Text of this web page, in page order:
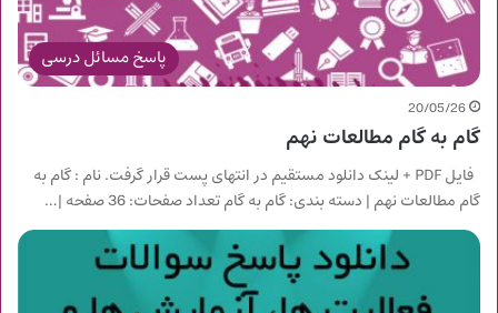
پاسخ مسائل درسی
20/05/26
گام به گام مطالعات نهم
فایل PDF + لینک دانلود مستقیم در انتهای پست قرار گرفت. نام : گام به
گام مطالعات نهم | دسته بندی: گام به گام تعداد صفحات: 36 صفحه |…